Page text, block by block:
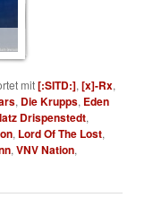
mit[:SITD:],[x]-Rx,
, Die Krupps, Eden
Drispenstedt,
, Lord Of The Lost,
,VNV Nation,